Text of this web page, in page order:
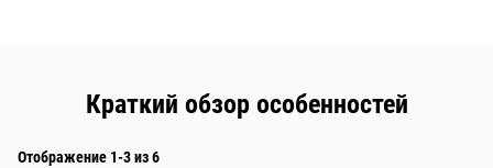
Краткий обзор особенностей
Отображение 1-3 из 6